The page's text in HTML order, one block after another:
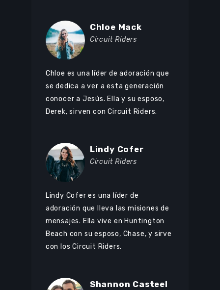
Chloe Mack
Circuit Riders
Chloe es una líder de adoración que
se dedica a ver a esta generación
conocer a Jesús. Ella y su esposo,
Derek, sirven con Circuit Riders.
Lindy Cofer
Circuit Riders
Lindy Cofer es una líder de
adoración que lleva las misiones de
mensajes. Ella vive en Huntington
Beach con su esposo, Chase, y sirve
con los Circuit Riders.
Shannon Casteel